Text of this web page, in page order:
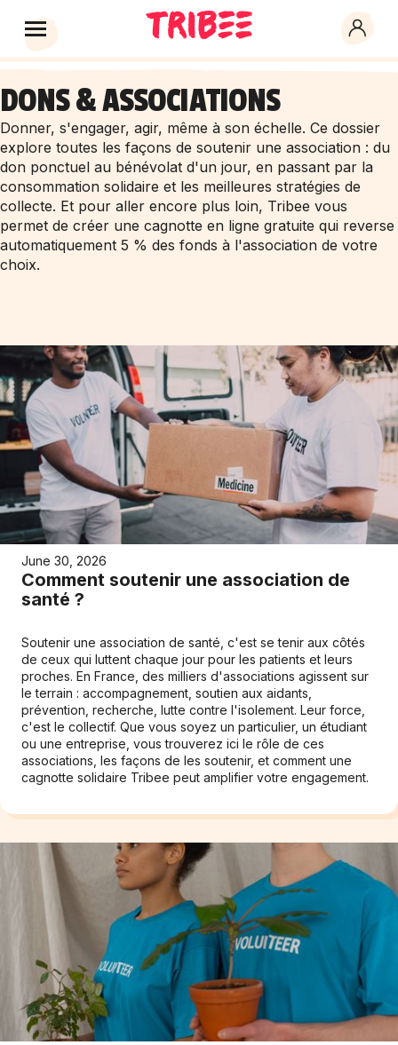
DONS & ASSOCIATIONS
Donner, s'engager, agir, même à son échelle. Ce dossier
explore toutes les façons de soutenir une association : du
don ponctuel au bénévolat d'un jour, en passant par la
consommation solidaire et les meilleures stratégies de
collecte. Et pour aller encore plus loin, Tribee vous
permet de créer une cagnotte en ligne gratuite qui reverse
automatiquement 5 % des fonds à l'association de votre
choix.
June 30, 2026
Comment soutenir une association de
santé ?
Soutenir une association de santé, c'est se tenir aux côtés
de ceux qui luttent chaque jour pour les patients et leurs
proches. En France, des milliers d'associations agissent sur
le terrain : accompagnement, soutien aux aidants,
prévention, recherche, lutte contre l'isolement. Leur force,
c'est le collectif. Que vous soyez un particulier, un étudiant
ou une entreprise, vous trouverez ici le rôle de ces
associations, les façons de les soutenir, et comment une
cagnotte solidaire Tribee peut amplifier votre engagement.